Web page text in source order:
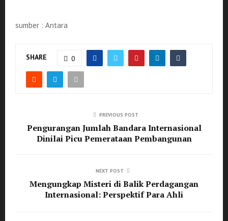
sumber : Antara
SHARE 0
PREVIOUS POST
Pengurangan Jumlah Bandara Internasional
Dinilai Picu Pemerataan Pembangunan
NEXT POST
Mengungkap Misteri di Balik Perdagangan
Internasional: Perspektif Para Ahli